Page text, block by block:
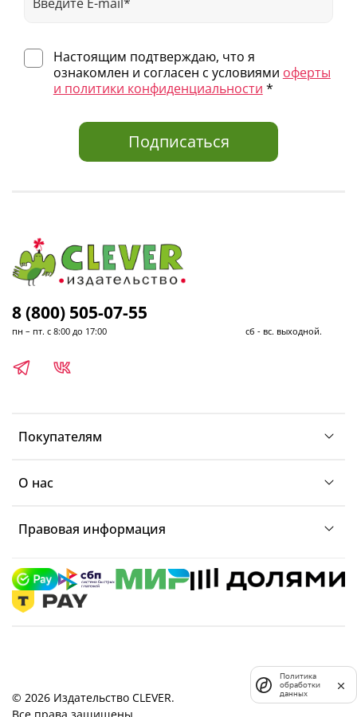
Настоящим подтверждаю, что я
ознакомлен и согласен с условиями оферты
и политики конфиденциальности *
Подписаться
Покупателям
О нас
Правовая информация
8 (800) 505-07-55
пн – пт. с 8:00 до 17:00 сб - вс. выходной.
© 2026 Издательство CLEVER.
Политика
обработки
данных